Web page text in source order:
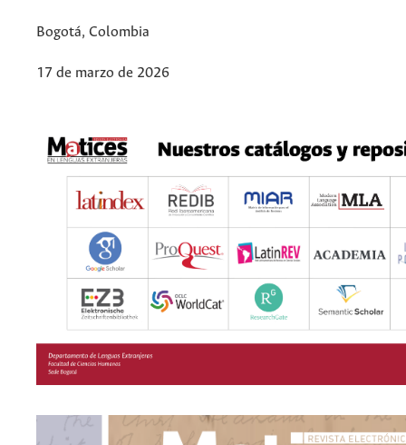
Bogotá, Colombia
17 de marzo de 2026